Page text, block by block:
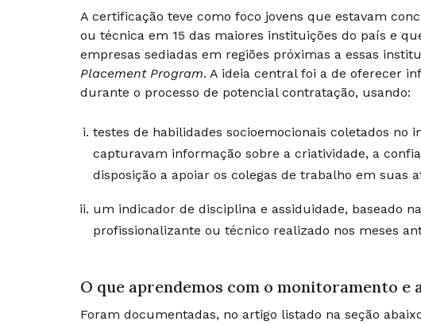
A certificação teve como foco jovens que estavam
ou técnica em 15 das maiores instituições do país e
empresas sediadas em regiões próximas a essas
Placement Program. A ideia central foi a de oferecer
durante o processo de potencial contratação, usando:
testes de habilidades socioemocionais coletados no
capturavam informação sobre a criatividade, a
disposição a apoiar os colegas de trabalho em suas
um indicador de disciplina e assiduidade, baseado
profissionalizante ou técnico realizado nos meses
O que aprendemos com o monitoramento e
Foram documentadas, no artigo listado na seção